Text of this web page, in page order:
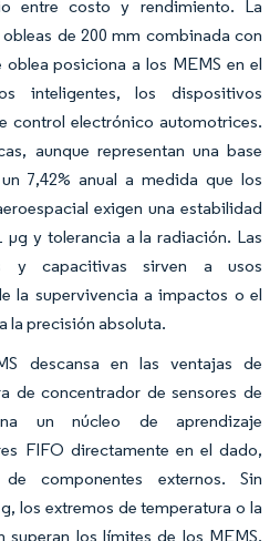
entre costo y rendimiento. La
de 200 mm combinada con
posiciona a los MEMS en el
inteligentes, los dispositivos
control electrónico automotrices.
aunque representan una base
7,42% anual a medida que los
exigen una estabilidad
y tolerancia a la radiación. Las
y capacitivas sirven a usos
la supervivencia a impactos o el
la precisión absoluta.
descansa en las ventajas de
de concentrador de sensores de
un núcleo de aprendizaje
FIFO directamente en el dado,
componentes externos. Sin
los extremos de temperatura o la
superan los límites de los MEMS,